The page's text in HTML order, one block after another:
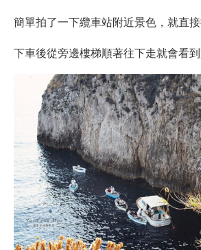
簡單拍了一下纜車站附近景色，就直接
下車後從旁邊樓梯順著往下走就會看到